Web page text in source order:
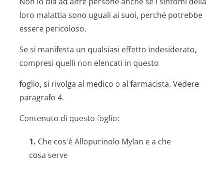
loro malattia sono uguali ai suoi, perché potrebbe
essere pericoloso.
Se si manifesta un qualsiasi effetto indesiderato,
compresi quelli non elencati in questo
foglio, si rivolga al medico o al farmacista. Vedere
paragrafo 4.
Contenuto di questo foglio:
1. Che cos'è Allopurinolo Mylan e a che
cosa serve